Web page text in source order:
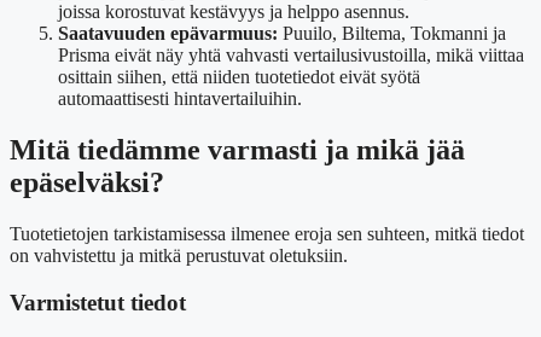
joissa korostuvat kestävyys ja helppo asennus.
Saatavuuden epävarmuus: Puuilo, Biltema, Tokmanni ja
Prisma eivät näy yhtä vahvasti vertailusivustoilla, mikä viittaa
osittain siihen, että niiden tuotetiedot eivät syötä
automaattisesti hintavertailuihin.
Mitä tiedämme varmasti ja mikä jää
epäselväksi?
Tuotetietojen tarkistamisessa ilmenee eroja sen suhteen, mitkä tiedot
on vahvistettu ja mitkä perustuvat oletuksiin.
Varmistetut tiedot